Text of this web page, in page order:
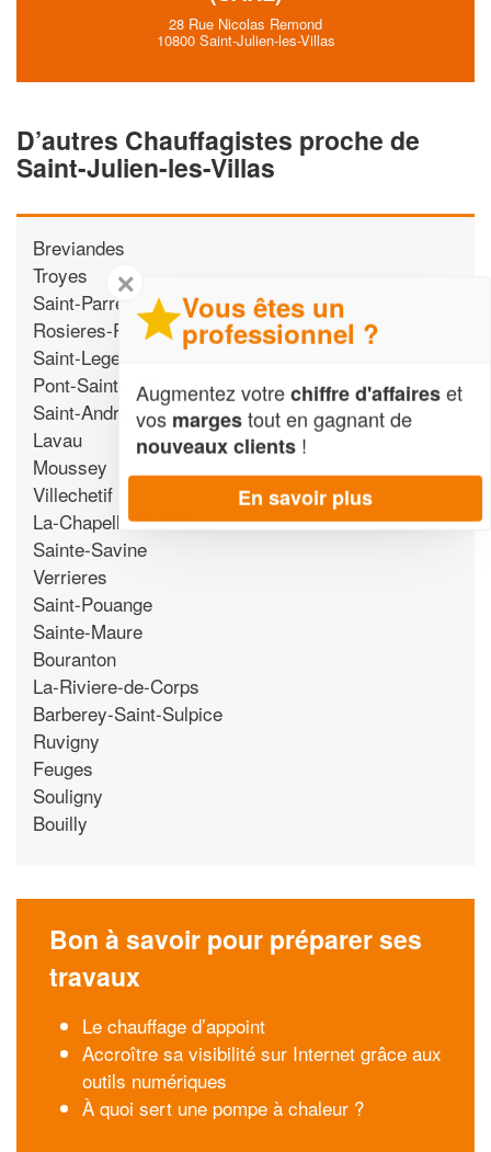
28 Rue Nicolas Remond
10800 Saint-Julien-les-Villas
D’autres Chauffagistes proche de
Saint-Julien-les-Villas
Breviandes
Troyes
Saint-Parres-aux-Tertres
Rosieres-Pres-Troyes
Saint-Leger-Pres-Troyes
Pont-Sainte-Marie
Saint-Andre-les-Vergers
Lavau
Moussey
Villechetif
La-Chapelle-Saint-Luc
Sainte-Savine
Verrieres
Saint-Pouange
Sainte-Maure
Bouranton
La-Riviere-de-Corps
Barberey-Saint-Sulpice
Ruvigny
Feuges
Souligny
Bouilly
Bon à savoir pour préparer ses
travaux
Le chauffage d’appoint
Accroître sa visibilité sur Internet grâce aux
outils numériques
À quoi sert une pompe à chaleur ?
✕
Vous êtes un
professionnel ?
Augmentez votrechiffre d'affaireset
vos margestout en gagnant de
nouveaux clients !
En savoir plus